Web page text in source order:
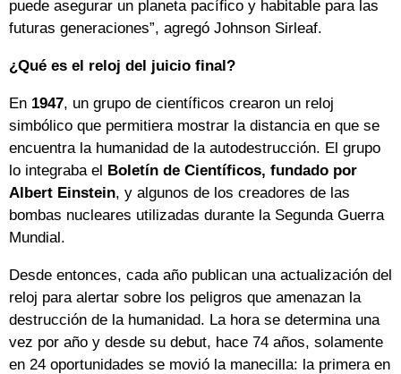
puede asegurar un planeta pacífico y habitable para las
futuras generaciones”, agregó Johnson Sirleaf.
¿Qué es el reloj del juicio final?
En 1947, un grupo de científicos crearon un reloj
simbólico que permitiera mostrar la distancia en que se
encuentra la humanidad de la autodestrucción. El grupo
lo integraba el Boletín de Científicos, fundado por
Albert Einstein, y algunos de los creadores de las
bombas nucleares utilizadas durante la Segunda Guerra
Mundial.
Desde entonces, cada año publican una actualización del
reloj para alertar sobre los peligros que amenazan la
destrucción de la humanidad. La hora se determina una
vez por año y desde su debut, hace 74 años, solamente
en 24 oportunidades se movió la manecilla: la primera en